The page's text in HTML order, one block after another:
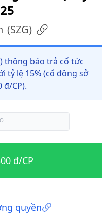
(SZG)
thông báo trả cổ tức
tỷ lệ 15% (cổ đông sở
đ/CP).
quyền
đ/CP